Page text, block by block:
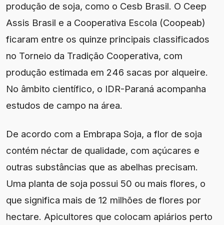
produção de soja, como o Cesb Brasil. O Ceep
Assis Brasil e a Cooperativa Escola (Coopeab)
ficaram entre os quinze principais classificados
no Torneio da Tradição Cooperativa, com
produção estimada em 246 sacas por alqueire.
No âmbito científico, o IDR-Paraná acompanha
estudos de campo na área.
De acordo com a Embrapa Soja, a flor de soja
contém néctar de qualidade, com açúcares e
outras substâncias que as abelhas precisam.
Uma planta de soja possui 50 ou mais flores, o
que significa mais de 12 milhões de flores por
hectare. Apicultores que colocam apiários perto